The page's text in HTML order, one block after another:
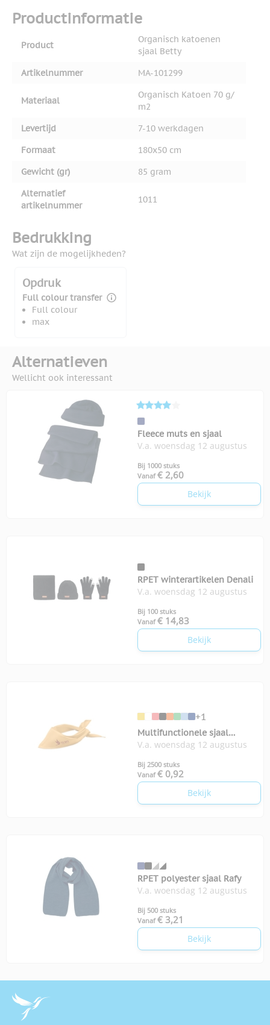
Productinformatie
Product
Organisch katoenen
sjaal Betty
Artikelnummer
MA-101299
Materiaal
Organisch Katoen 70 g/
m2
Levertijd
7-10 werkdagen
Formaat
180x50 cm
Gewicht (gr)
85 gram
Alternatief
artikelnummer
1011
Bedrukking
Wat zijn de mogelijkheden?
Opdruk
Full colour transfer
Full colour
max
Alternatieven
Wellicht ook interessant
Fleece muts en sjaal
V.a. woensdag 12 augustus
Bij 1000 stuks
Vanaf € 2,60
Bekijk
RPET winterartikelen Denali
V.a. woensdag 12 augustus
Bij 100 stuks
Vanaf € 14,83
Bekijk
+1
Multifunctionele sjaal
Bandido
V.a. woensdag 12 augustus
Bij 2500 stuks
Vanaf € 0,92
Bekijk
RPET polyester sjaal Rafy
V.a. woensdag 12 augustus
Bij 500 stuks
Vanaf € 3,21
Bekijk